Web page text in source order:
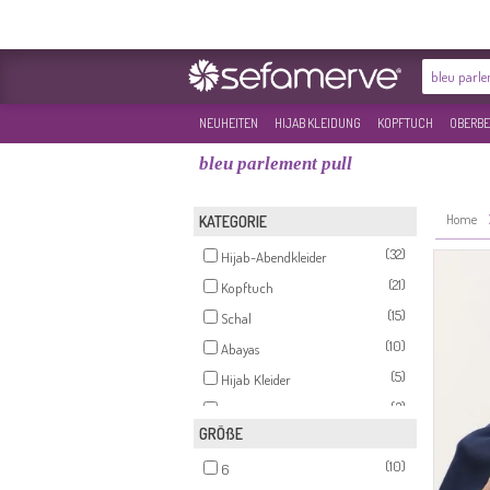
NEUHEITEN HIJAB KLEIDUNG KOPFTUCH
bleu parlement pull
KATEGORIE
Hijab-Abendkleider
(32)
Kopftuch
(21)
Schal
(15)
Abayas
(10)
Hijab Kleider
(5)
(3)
Hose
Tunikas
(1)
GRÖßE
6
(10)
Home